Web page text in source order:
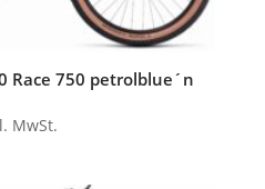
Race 750 petrolblue´n
MwSt.